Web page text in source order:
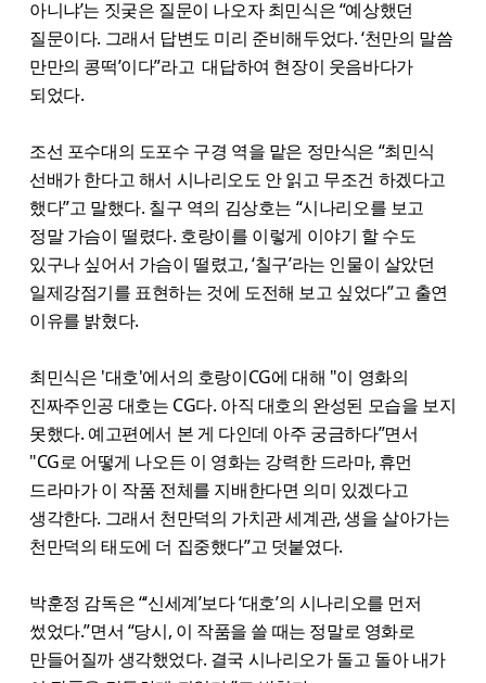
아니냐’는 짓궂은 질문이 나오자 최민식은 “예상했던
질문이다. 그래서 답변도 미리 준비해두었다. ‘천만의 말씀
만만의 콩떡’이다”라고 대답하여 현장이 웃음바다가
되었다.
조선 포수대의 도포수 구경 역을 맡은 정만식은 “최민식
선배가 한다고 해서 시나리오도 안 읽고 무조건 하겠다고
했다”고 말했다. 칠구 역의 김상호는 “시나리오를 보고
정말 가슴이 떨렸다. 호랑이를 이렇게 이야기 할 수도
있구나 싶어서 가슴이 떨렸고, ‘칠구’라는 인물이 살았던
일제강점기를 표현하는 것에 도전해 보고 싶었다”고 출연
이유를 밝혔다.
최민식은 '대호'에서의 호랑이CG에 대해 "이 영화의
진짜주인공 대호는 CG다. 아직 대호의 완성된 모습을 보지
못했다. 예고편에서 본 게 다인데 아주 궁금하다”면서
"CG로 어떻게 나오든 이 영화는 강력한 드라마, 휴먼
드라마가 이 작품 전체를 지배한다면 의미 있겠다고
생각한다. 그래서 천만덕의 가치관 세계관, 생을 살아가는
천만덕의 태도에 더 집중했다”고 덧붙였다.
박훈정 감독은 “‘신세계’보다 ‘대호’의 시나리오를 먼저
썼었다.”면서 “당시, 이 작품을 쓸 때는 정말로 영화로
만들어질까 생각했었다. 결국 시나리오가 돌고 돌아 내가